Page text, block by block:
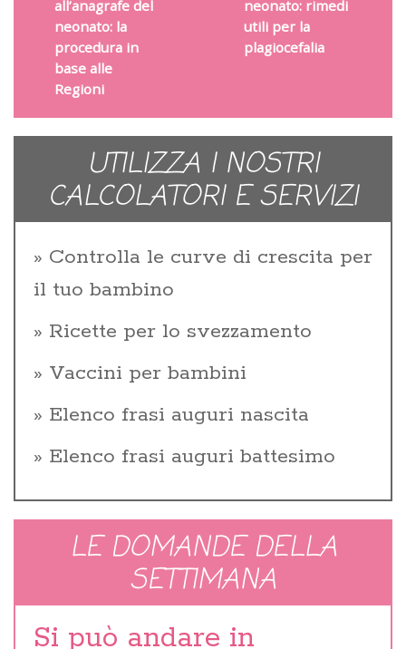
all’anagrafe del
neonato: la
procedura in
base alle
Regioni
neonato: rimedi
utili per la
plagiocefalia
UTILIZZA I NOSTRI
CALCOLATORI E SERVIZI
Controlla le curve di crescita per
il tuo bambino
Ricette per lo svezzamento
Vaccini per bambini
Elenco frasi auguri nascita
Elenco frasi auguri battesimo
LE DOMANDE DELLA
SETTIMANA
Si può andare in